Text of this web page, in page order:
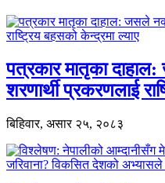
पत्रकार मातृका
शरणार्थी प्रकरणलाई
बिहिवार, असार २५, २०८३